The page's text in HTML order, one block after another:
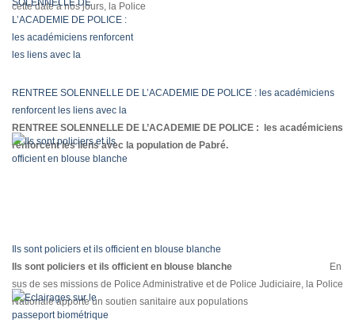
cette date à nos jours, la Police
RENTREE SOLENNELLE DE L’ACADEMIE DE POLICE : les académiciens
renforcent les liens avec la
RENTREE SOLENNELLE DE L’ACADEMIE DE POLICE : les académiciens
renforcent les liens avec la population de Pabré.
Ils sont policiers et ils officient en blouse blanche
Ils sont policiers et ils officient en blouse blanche En
sus de ses missions de Police Administrative et de Police Judiciaire, la Police
Nationale apporte un soutien sanitaire aux populations